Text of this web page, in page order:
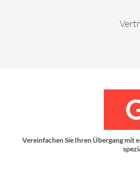
Vereinfachen Sie Ihren Übergang mit